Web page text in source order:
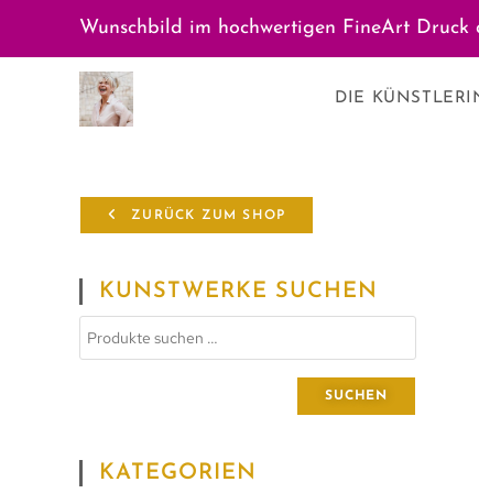
Wunschbild im hochwertigen FineArt
DIE
ZURÜCK ZUM SHOP
KUNSTWERKE SUCHEN
SUCHEN
KATEGORIEN